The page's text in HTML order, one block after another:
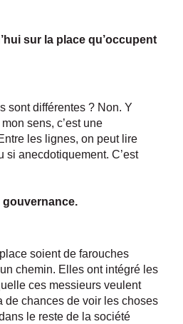
sur la place qu’occupent
sont différentes ? Non. Y
sens, c’est une
les lignes, on peut lire
si anecdotiquement. C’est
gouvernance.
soient de farouches
chemin. Elles ont intégré les
ces messieurs veulent
de chances de voir les choses
le reste de la société